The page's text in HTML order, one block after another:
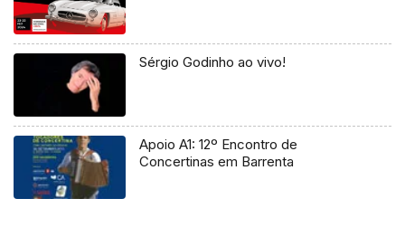
Sérgio Godinho ao vivo!
Apoio A1: 12º Encontro de
Concertinas em Barrenta